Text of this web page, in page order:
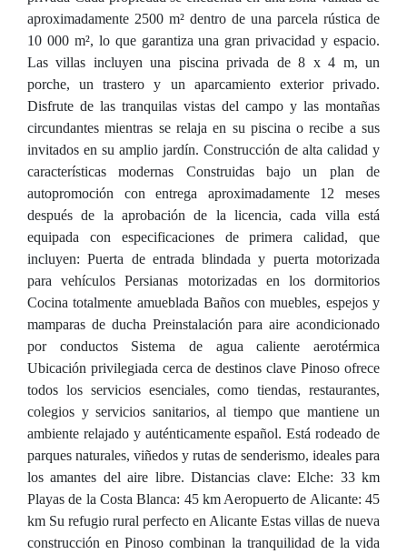
aproximadamente 2500 m² dentro de una parcela rústica de
10 000 m², lo que garantiza una gran privacidad y espacio.
Las villas incluyen una piscina privada de 8 x 4 m, un
porche, un trastero y un aparcamiento exterior privado.
Disfrute de las tranquilas vistas del campo y las montañas
circundantes mientras se relaja en su piscina o recibe a sus
invitados en su amplio jardín. Construcción de alta calidad y
características modernas Construidas bajo un plan de
autopromoción con entrega aproximadamente 12 meses
después de la aprobación de la licencia, cada villa está
equipada con especificaciones de primera calidad, que
incluyen: Puerta de entrada blindada y puerta motorizada
para vehículos Persianas motorizadas en los dormitorios
Cocina totalmente amueblada Baños con muebles, espejos y
mamparas de ducha Preinstalación para aire acondicionado
por conductos Sistema de agua caliente aerotérmica
Ubicación privilegiada cerca de destinos clave Pinoso ofrece
todos los servicios esenciales, como tiendas, restaurantes,
colegios y servicios sanitarios, al tiempo que mantiene un
ambiente relajado y auténticamente español. Está rodeado de
parques naturales, viñedos y rutas de senderismo, ideales para
los amantes del aire libre. Distancias clave: Elche: 33 km
Playas de la Costa Blanca: 45 km Aeropuerto de Alicante: 45
km Su refugio rural perfecto en Alicante Estas villas de nueva
construcción en Pinoso combinan la tranquilidad de la vida